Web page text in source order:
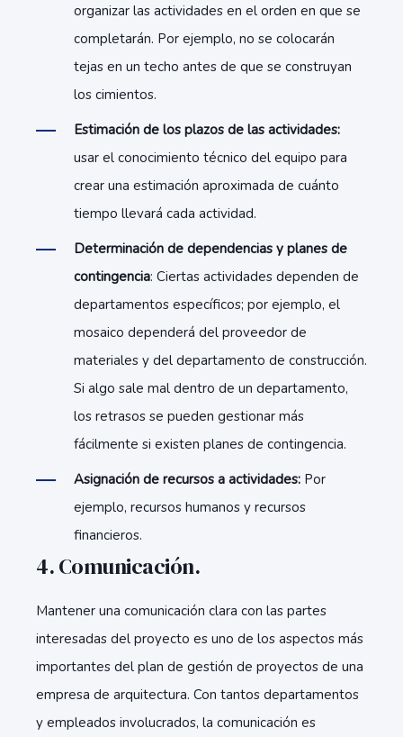
organizar las actividades en el orden en que se
completarán. Por ejemplo, no se colocarán
tejas en un techo antes de que se construyan
los cimientos.
Estimación de los plazos de las actividades:
usar el conocimiento técnico del equipo para
crear una estimación aproximada de cuánto
tiempo llevará cada actividad.
Determinación de dependencias y planes de
contingencia: Ciertas actividades dependen de
departamentos específicos; por ejemplo, el
mosaico dependerá del proveedor de
materiales y del departamento de construcción.
Si algo sale mal dentro de un departamento,
los retrasos se pueden gestionar más
fácilmente si existen planes de contingencia.
Asignación de recursos a actividades: Por
ejemplo, recursos humanos y recursos
financieros.
4. Comunicación.
Mantener una comunicación clara con las partes
interesadas del proyecto es uno de los aspectos más
importantes del plan de gestión de proyectos de una
empresa de arquitectura. Con tantos departamentos
y empleados involucrados, la comunicación es